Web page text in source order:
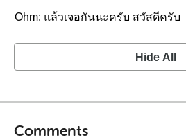
Ohm: แล้วเจอกันนะครับ สวัสดีครับ
Hide All
Comments